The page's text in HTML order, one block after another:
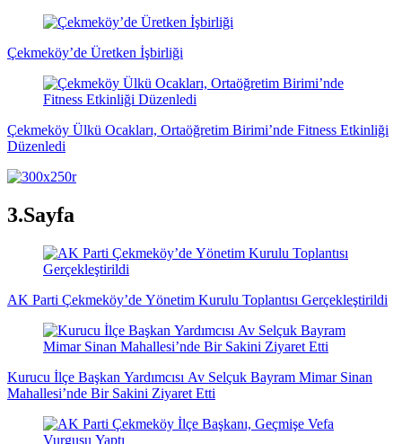
Çekmeköy’de Üretken İşbirliği
Çekmeköy Ülkü Ocakları, Ortaöğretim Birimi’nde Fitness Etkinliği
Düzenledi
3.Sayfa
AK Parti Çekmeköy’de Yönetim Kurulu Toplantısı Gerçekleştirildi
Kurucu İlçe Başkan Yardımcısı Av Selçuk Bayram Mimar Sinan
Mahallesi’nde Bir Sakini Ziyaret Etti